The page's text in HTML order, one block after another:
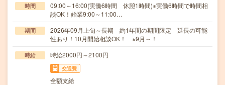
時間
09:00～16:00(実働6時間 休憩1時間)※実働6時間で時間相
談OK！始業9:00～11:00…
期間
2026年09月上旬～長期 約1年間の期間限定 延長の可能
性あり！10月開始相談OK！ ※9月～！
時給 時給2000円～2100円
交通費
全額支給